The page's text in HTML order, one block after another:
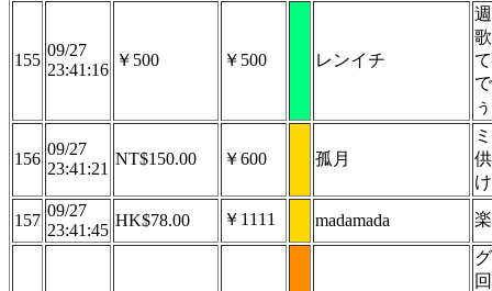
155
09/27
23:41:16
￥500 ￥500 レンイチ
156
09/27
23:41:21
NT$150.00 ￥600 孤月
157
09/27
23:41:45
HK$78.00 ￥1111 madamada